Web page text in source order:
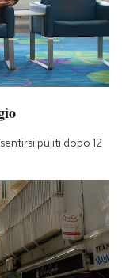
puliti dopo 12